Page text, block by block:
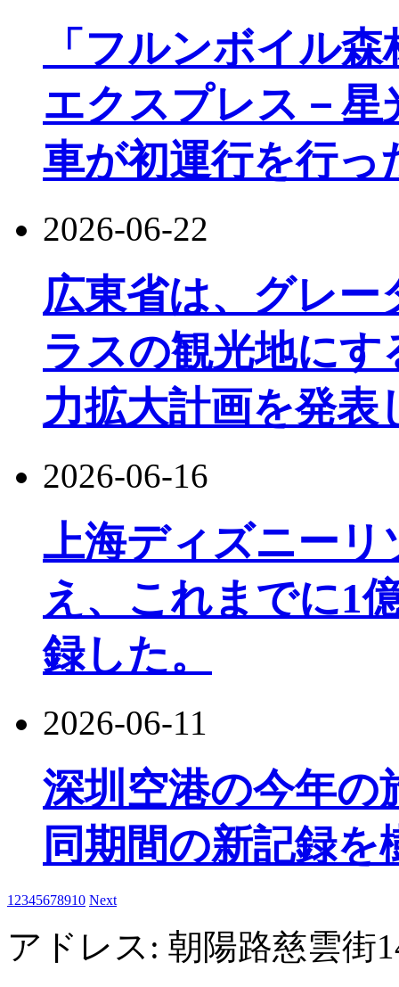
「フルンボイル
エクスプレス－星
車が初運行を行っ
2026-06-22
広東省は、グレ
ラスの観光地に
力拡大計画を発表
2026-06-16
上海ディズニーリ
え、これまでに1
録した。
2026-06-11
深圳空港の今年の
同期間の新記録を
1 2345678910 Next
アドレス: 朝陽路慈雲街